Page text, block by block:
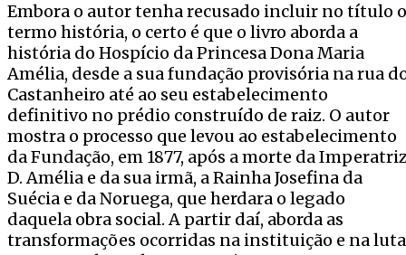
Embora o autor tenha recusado incluir no título o
termo história, o certo é que o livro aborda a
história do Hospício da Princesa Dona Maria
Amélia, desde a sua fundação provisória na rua
Castanheiro até ao seu estabelecimento
definitivo no prédio construído de raiz. O autor
mostra o processo que levou ao estabelecimento
da Fundação, em 1877, após a morte da
D. Amélia e da sua irmã, a Rainha Josefina da
Suécia e da Noruega, que herdara o legado
daquela obra social. A partir daí, aborda as
transformações ocorridas na instituição e na luta